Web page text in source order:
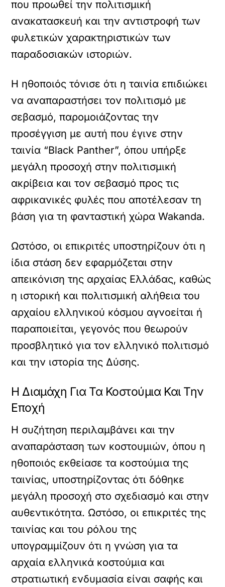
που προωθεί την πολιτισμική
ανακατασκευή και την αντιστροφή των
φυλετικών χαρακτηριστικών των
παραδοσιακών ιστοριών.
Η ηθοποιός τόνισε ότι η ταινία επιδιώκει
να αναπαραστήσει τον πολιτισμό με
σεβασμό, παρομοιάζοντας την
προσέγγιση με αυτή που έγινε στην
ταινία “Black Panther”, όπου υπήρξε
μεγάλη προσοχή στην πολιτισμική
ακρίβεια και τον σεβασμό προς τις
αφρικανικές φυλές που αποτέλεσαν τη
βάση για τη φανταστική χώρα Wakanda.
Ωστόσο, οι επικριτές υποστηρίζουν ότι η
ίδια στάση δεν εφαρμόζεται στην
απεικόνιση της αρχαίας Ελλάδας, καθώς
η ιστορική και πολιτισμική αλήθεια του
αρχαίου ελληνικού κόσμου αγνοείται ή
παραποιείται, γεγονός που θεωρούν
προσβλητικό για τον ελληνικό πολιτισμό
και την ιστορία της Δύσης.
Η Διαμάχη Για Τα Κοστούμια Και Την
Εποχή
Η συζήτηση περιλαμβάνει και την
αναπαράσταση των κοστουμιών, όπου η
ηθοποιός εκθείασε τα κοστούμια της
ταινίας, υποστηρίζοντας ότι δόθηκε
μεγάλη προσοχή στο σχεδιασμό και στην
αυθεντικότητα. Ωστόσο, οι επικριτές της
ταινίας και του ρόλου της
υπογραμμίζουν ότι η γνώση για τα
αρχαία ελληνικά κοστούμια και
στρατιωτική ενδυμασία είναι σαφής και